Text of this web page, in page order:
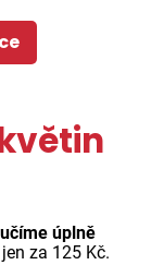
úplně
za 125 Kč.